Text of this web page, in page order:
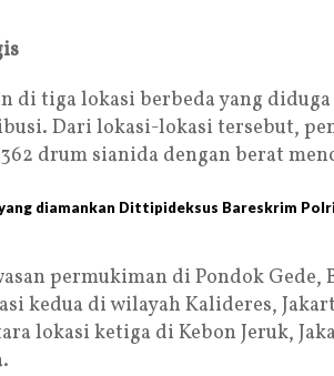
di tiga lokasi berbeda yang
Dari lokasi-lokasi tersebut,
drum sianida dengan berat
diamankan Dittipideksus Bareskrim
permukiman di Pondok Gede,
kedua di wilayah Kalideres,
lokasi ketiga di Kebon Jeruk,